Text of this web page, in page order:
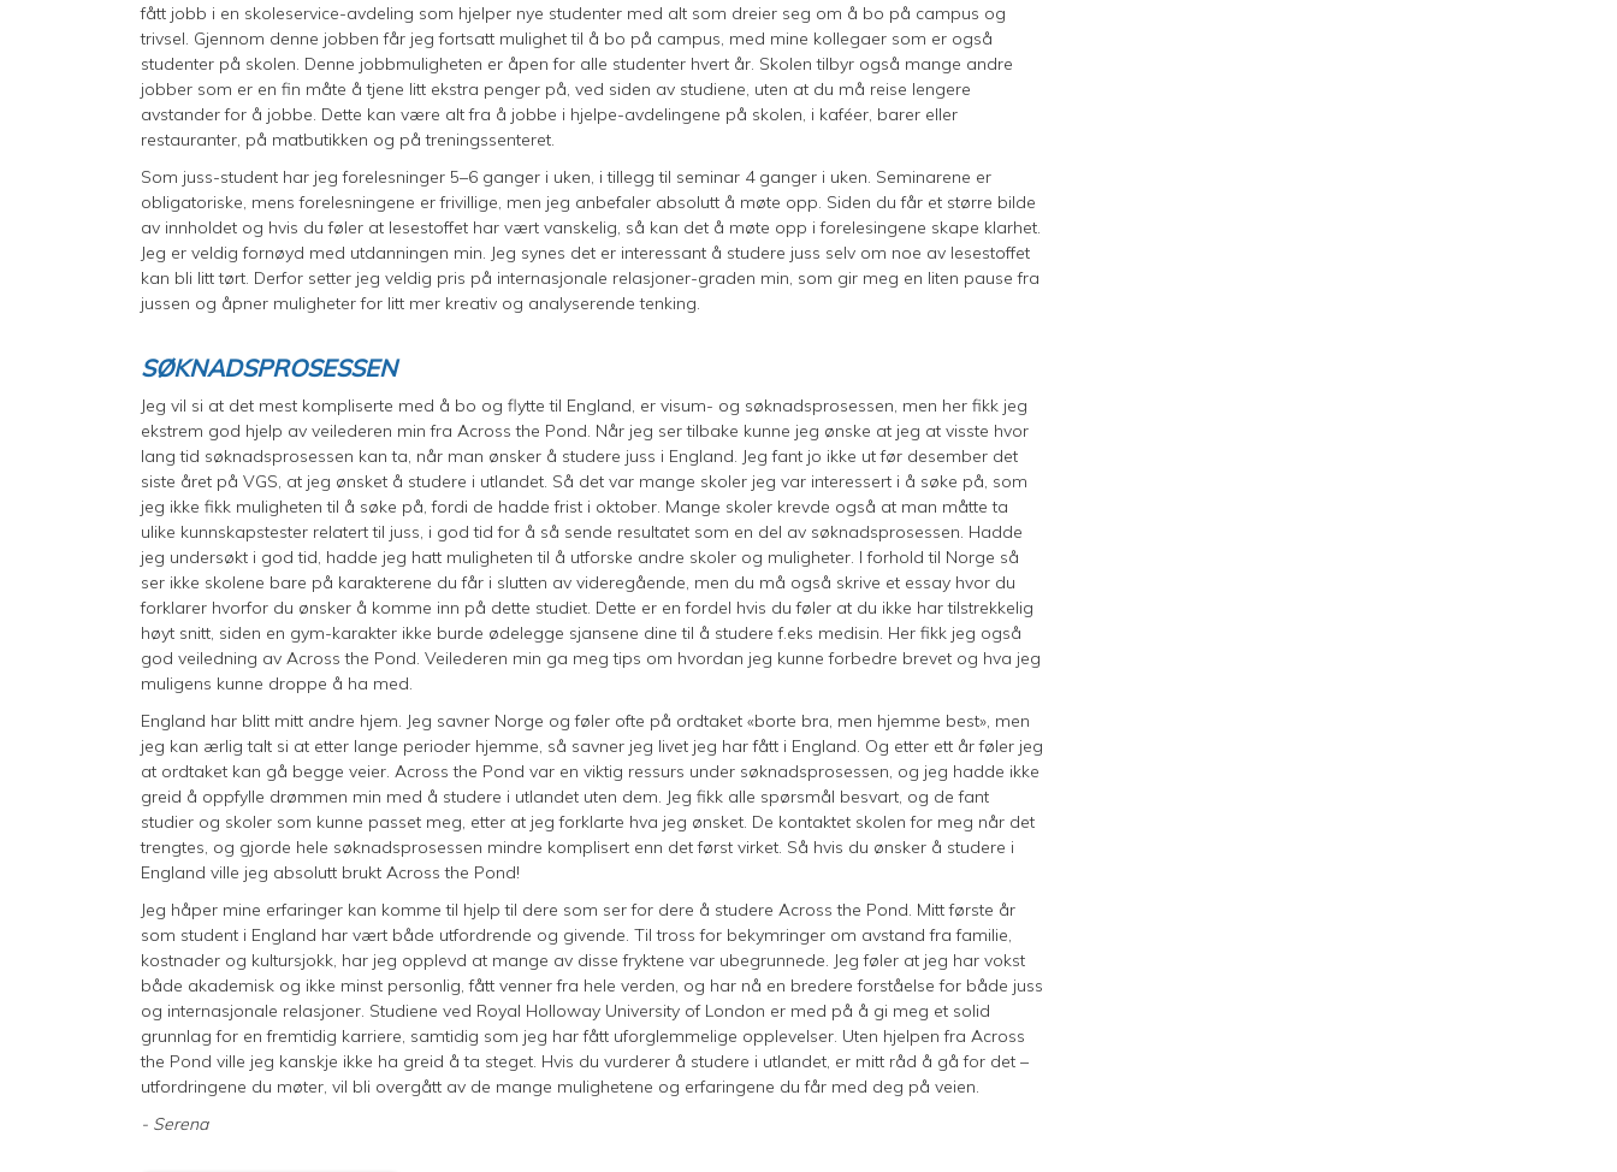
fått jobb i en skoleservice-avdeling som hjelper nye studenter med alt som dreier seg om å bo på campus og
trivsel. Gjennom denne jobben får jeg fortsatt mulighet til å bo på campus, med mine kollegaer som er også
studenter på skolen. Denne jobbmuligheten er åpen for alle studenter hvert år. Skolen tilbyr også mange andre
jobber som er en fin måte å tjene litt ekstra penger på, ved siden av studiene, uten at du må reise lengere
avstander for å jobbe. Dette kan være alt fra å jobbe i hjelpe-avdelingene på skolen, i kaféer, barer eller
restauranter, på matbutikken og på treningssenteret.
Som juss-student har jeg forelesninger 5–6 ganger i uken, i tillegg til seminar 4 ganger i uken. Seminarene er
obligatoriske, mens forelesningene er frivillige, men jeg anbefaler absolutt å møte opp. Siden du får et større bilde
av innholdet og hvis du føler at lesestoffet har vært vanskelig, så kan det å møte opp i forelesingene skape klarhet.
Jeg er veldig fornøyd med utdanningen min. Jeg synes det er interessant å studere juss selv om noe av lesestoffet
kan bli litt tørt. Derfor setter jeg veldig pris på internasjonale relasjoner-graden min, som gir meg en liten pause fra
jussen og åpner muligheter for litt mer kreativ og analyserende tenking.
SØKNADSPROSESSEN
Jeg vil si at det mest kompliserte med å bo og flytte til England, er visum- og søknadsprosessen, men her fikk jeg
ekstrem god hjelp av veilederen min fra Across the Pond. Når jeg ser tilbake kunne jeg ønske at jeg at visste hvor
lang tid søknadsprosessen kan ta, når man ønsker å studere juss i England. Jeg fant jo ikke ut før desember det
siste året på VGS, at jeg ønsket å studere i utlandet. Så det var mange skoler jeg var interessert i å søke på, som
jeg ikke fikk muligheten til å søke på, fordi de hadde frist i oktober. Mange skoler krevde også at man måtte ta
ulike kunnskapstester relatert til juss, i god tid for å så sende resultatet som en del av søknadsprosessen. Hadde
jeg undersøkt i god tid, hadde jeg hatt muligheten til å utforske andre skoler og muligheter. I forhold til Norge så
ser ikke skolene bare på karakterene du får i slutten av videregående, men du må også skrive et essay hvor du
forklarer hvorfor du ønsker å komme inn på dette studiet. Dette er en fordel hvis du føler at du ikke har tilstrekkelig
høyt snitt, siden en gym-karakter ikke burde ødelegge sjansene dine til å studere f.eks medisin. Her fikk jeg også
god veiledning av Across the Pond. Veilederen min ga meg tips om hvordan jeg kunne forbedre brevet og hva jeg
muligens kunne droppe å ha med.
England har blitt mitt andre hjem. Jeg savner Norge og føler ofte på ordtaket «borte bra, men hjemme best», men
jeg kan ærlig talt si at etter lange perioder hjemme, så savner jeg livet jeg har fått i England. Og etter ett år føler jeg
at ordtaket kan gå begge veier. Across the Pond var en viktig ressurs under søknadsprosessen, og jeg hadde ikke
greid å oppfylle drømmen min med å studere i utlandet uten dem. Jeg fikk alle spørsmål besvart, og de fant
studier og skoler som kunne passet meg, etter at jeg forklarte hva jeg ønsket. De kontaktet skolen for meg når det
trengtes, og gjorde hele søknadsprosessen mindre komplisert enn det først virket. Så hvis du ønsker å studere i
England ville jeg absolutt brukt Across the Pond!
Jeg håper mine erfaringer kan komme til hjelp til dere som ser for dere å studere Across the Pond. Mitt første år
som student i England har vært både utfordrende og givende. Til tross for bekymringer om avstand fra familie,
kostnader og kultursjokk, har jeg opplevd at mange av disse fryktene var ubegrunnede. Jeg føler at jeg har vokst
både akademisk og ikke minst personlig, fått venner fra hele verden, og har nå en bredere forståelse for både juss
og internasjonale relasjoner. Studiene ved Royal Holloway University of London er med på å gi meg et solid
grunnlag for en fremtidig karriere, samtidig som jeg har fått uforglemmelige opplevelser. Uten hjelpen fra Across
the Pond ville jeg kanskje ikke ha greid å ta steget. Hvis du vurderer å studere i utlandet, er mitt råd å gå for det –
utfordringene du møter, vil bli overgått av de mange mulighetene og erfaringene du får med deg på veien.
- Serena